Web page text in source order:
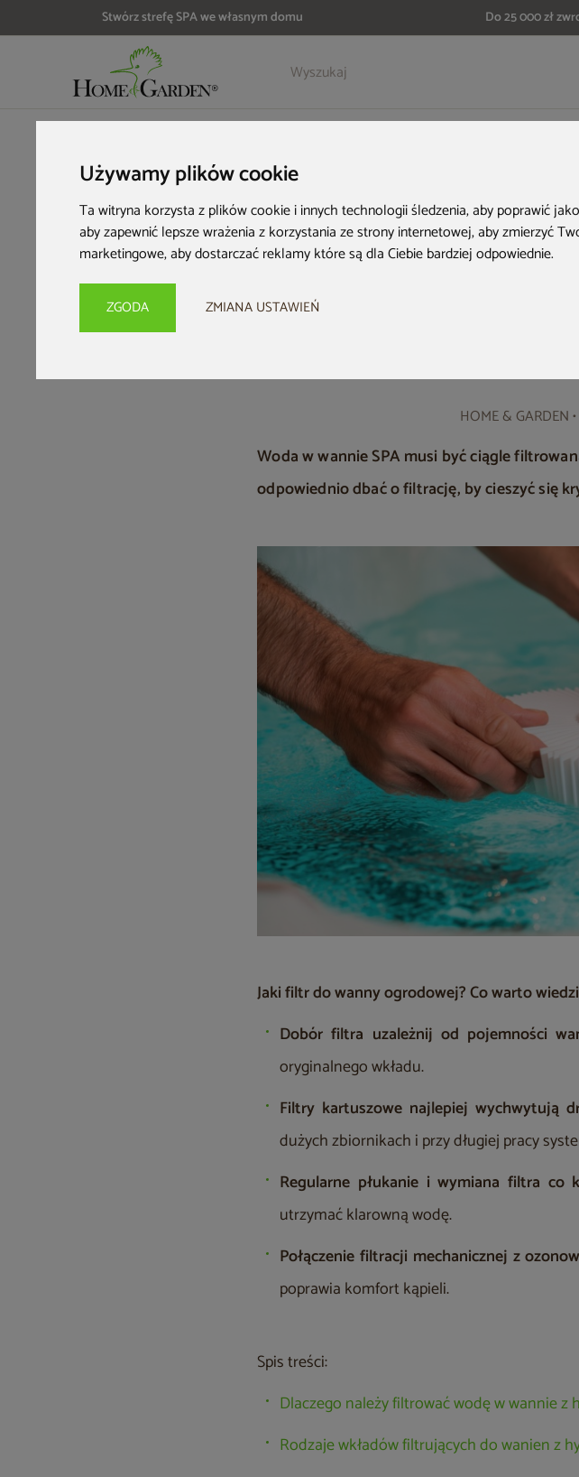
Używamy plików cookie
Ta witryna korzysta z plików cookie i innych technologii śledzenia, aby poprawić
aby zapewnić lepsze wrażenia z korzystania ze strony internetowej,aby zmierzyć
marketingowe,aby dostarczać reklamy które są dla Ciebie bardziej odpowiednie.
ZGODA ZMIANA USTAWIEŃ
Stwórz strefę SPA we własnym domu Do 25 000 zł
Czysta woda
do wanny z
HOME & GARDEN
Woda w wannie SPA musi być ciągle
odpowiednio dbać o filtrację, by cieszyć się
Jaki filtr do wanny ogrodowej? Co warto
Dobór filtra uzależnij od pojemności
oryginalnego wkładu.
Filtry kartuszowe najlepiej wychwytują
dużych zbiornikach i przy długiej pracy
Regularne płukanie i wymiana filtra co
utrzymać klarowną wodę.
Połączenie filtracji mechanicznej z
poprawia komfort kąpieli.
Spis treści:
Dlaczego należy filtrować wodę w wannie z
Rodzaje wkładów filtrujących do wanien z